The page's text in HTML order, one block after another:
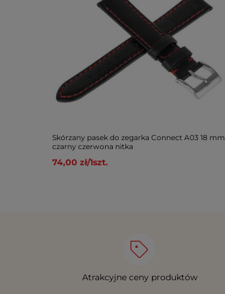
Skórzany pasek do zegarka Connect A03 18 mm
czarny czerwona nitka
74,00 zł/1szt.
Atrakcyjne ceny produktów